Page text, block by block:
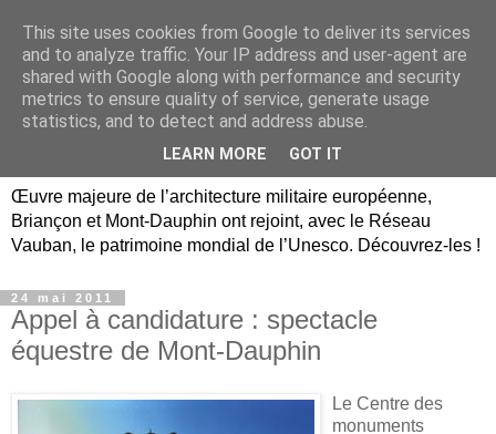
Briançon, Mont-Dauphin,
Vauban Unesco Hautes-
Œuvre majeure de l’architecture militaire européenne,
Briançon et Mont-Dauphin ont rejoint, avec le Réseau
Vauban, le patrimoine mondial de l’Unesco. Découvrez-les !
24 mai 2011
Appel à candidature : spectacle
équestre de Mont-Dauphin
Le Centre des
monuments
This site uses cookies from Google to deliver its services
and to analyze traffic. Your IP address and user-agent are
shared with Google along with performance and security
metrics to ensure quality of service, generate usage
statistics, and to detect and address abuse.
LEARN MORE GOT IT